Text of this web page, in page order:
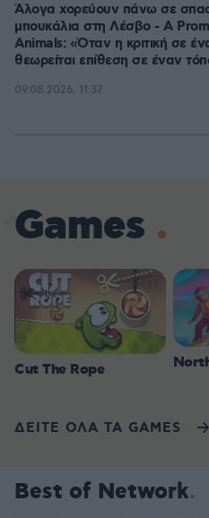
Άλογα χορεύουν πάνω σε
μπουκάλια στη Λέσβο - A
Animals: «Όταν η κριτική σε
θεωρείται επίθεση σε έναν
09.08.2026, 11:37
Games
Cut The Rope
ΔΕΙΤΕ ΟΛΑ ΤΑ GAMES
Best of Network